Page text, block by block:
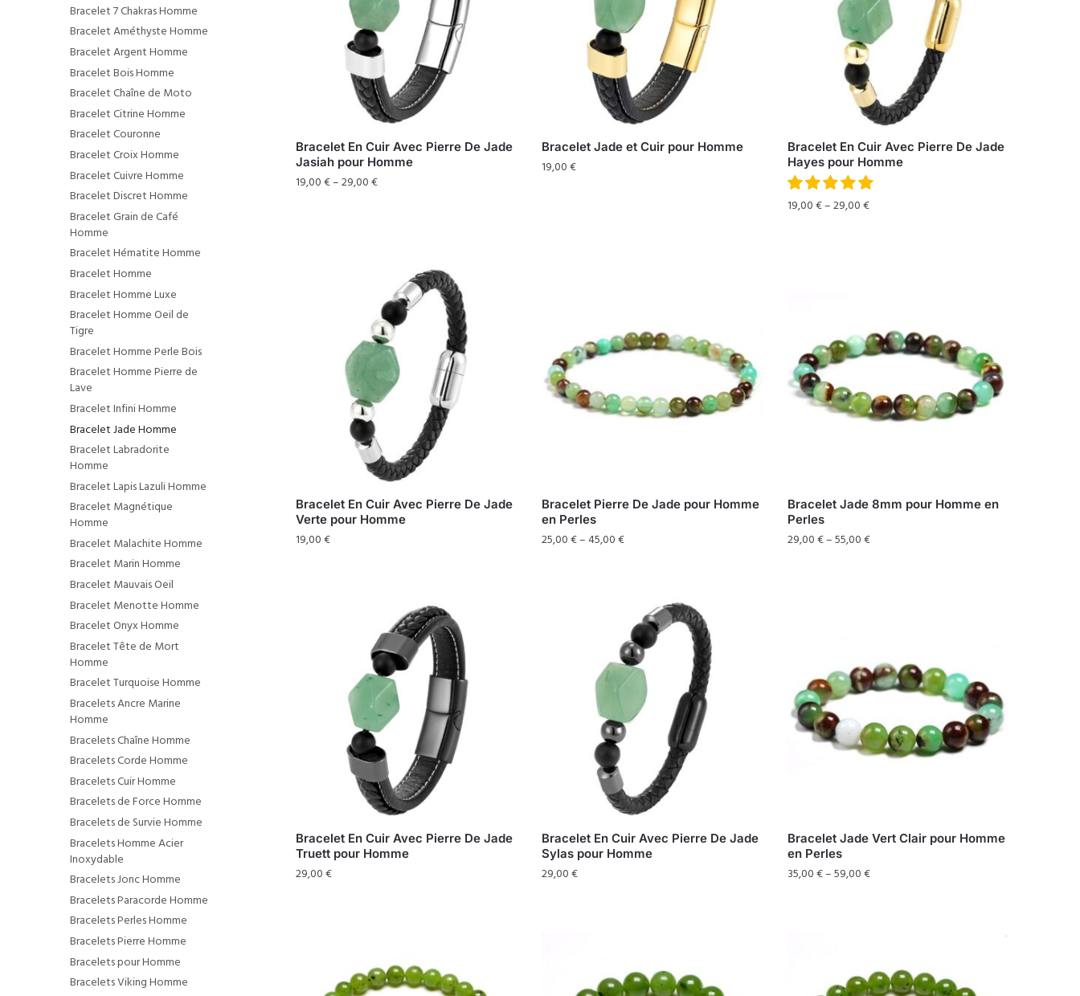
Bracelet En Cuir Avec Pierre De Jade
Jasiah pour Homme
19,00€–29,00€
Bracelet Jade et Cuir pour Homme
19,00€
Bracelet En Cuir Avec Pierre De Jade
Hayes pour Homme
19,00€–29,00€
Bracelet En Cuir Avec Pierre De Jade
Verte pour Homme
19,00€
Bracelet Pierre De Jade pour Homme
en Perles
25,00€–45,00€
Bracelet Jade 8mm pour Homme en
Perles
29,00€–55,00€
Bracelet En Cuir Avec Pierre De Jade
Truett pour Homme
29,00€
Bracelet En Cuir Avec Pierre De Jade
Sylas pour Homme
29,00€
Bracelet Jade Vert Clair pour Homme
en Perles
35,00€–59,00€
Bracelet 7 Chakras Homme
Bracelet Améthyste Homme
Bracelet Argent Homme
Bracelet Bois Homme
Bracelet Chaîne de Moto
Bracelet Citrine Homme
Bracelet Couronne
Bracelet Croix Homme
Bracelet Cuivre Homme
Bracelet Discret Homme
Bracelet Grain de Café
Homme
Bracelet Hématite Homme
Bracelet Homme
Bracelet Homme Luxe
Bracelet Homme Oeil de
Tigre
Bracelet Homme Perle Bois
Bracelet Homme Pierre de
Lave
Bracelet Infini Homme
Bracelet Jade Homme
Bracelet Labradorite
Homme
Bracelet Lapis Lazuli Homme
Bracelet Magnétique
Homme
Bracelet Malachite Homme
Bracelet Marin Homme
Bracelet Mauvais Oeil
Bracelet Menotte Homme
Bracelet Onyx Homme
Bracelet Tête de Mort
Homme
Bracelet Turquoise Homme
Bracelets Ancre Marine
Homme
Bracelets Chaîne Homme
Bracelets Corde Homme
Bracelets Cuir Homme
Bracelets de Force Homme
Bracelets de Survie Homme
Bracelets Homme Acier
Inoxydable
Bracelets Jonc Homme
Bracelets Paracorde Homme
Bracelets Perles Homme
Bracelets Pierre Homme
Bracelets pour Homme
Bracelets Viking Homme